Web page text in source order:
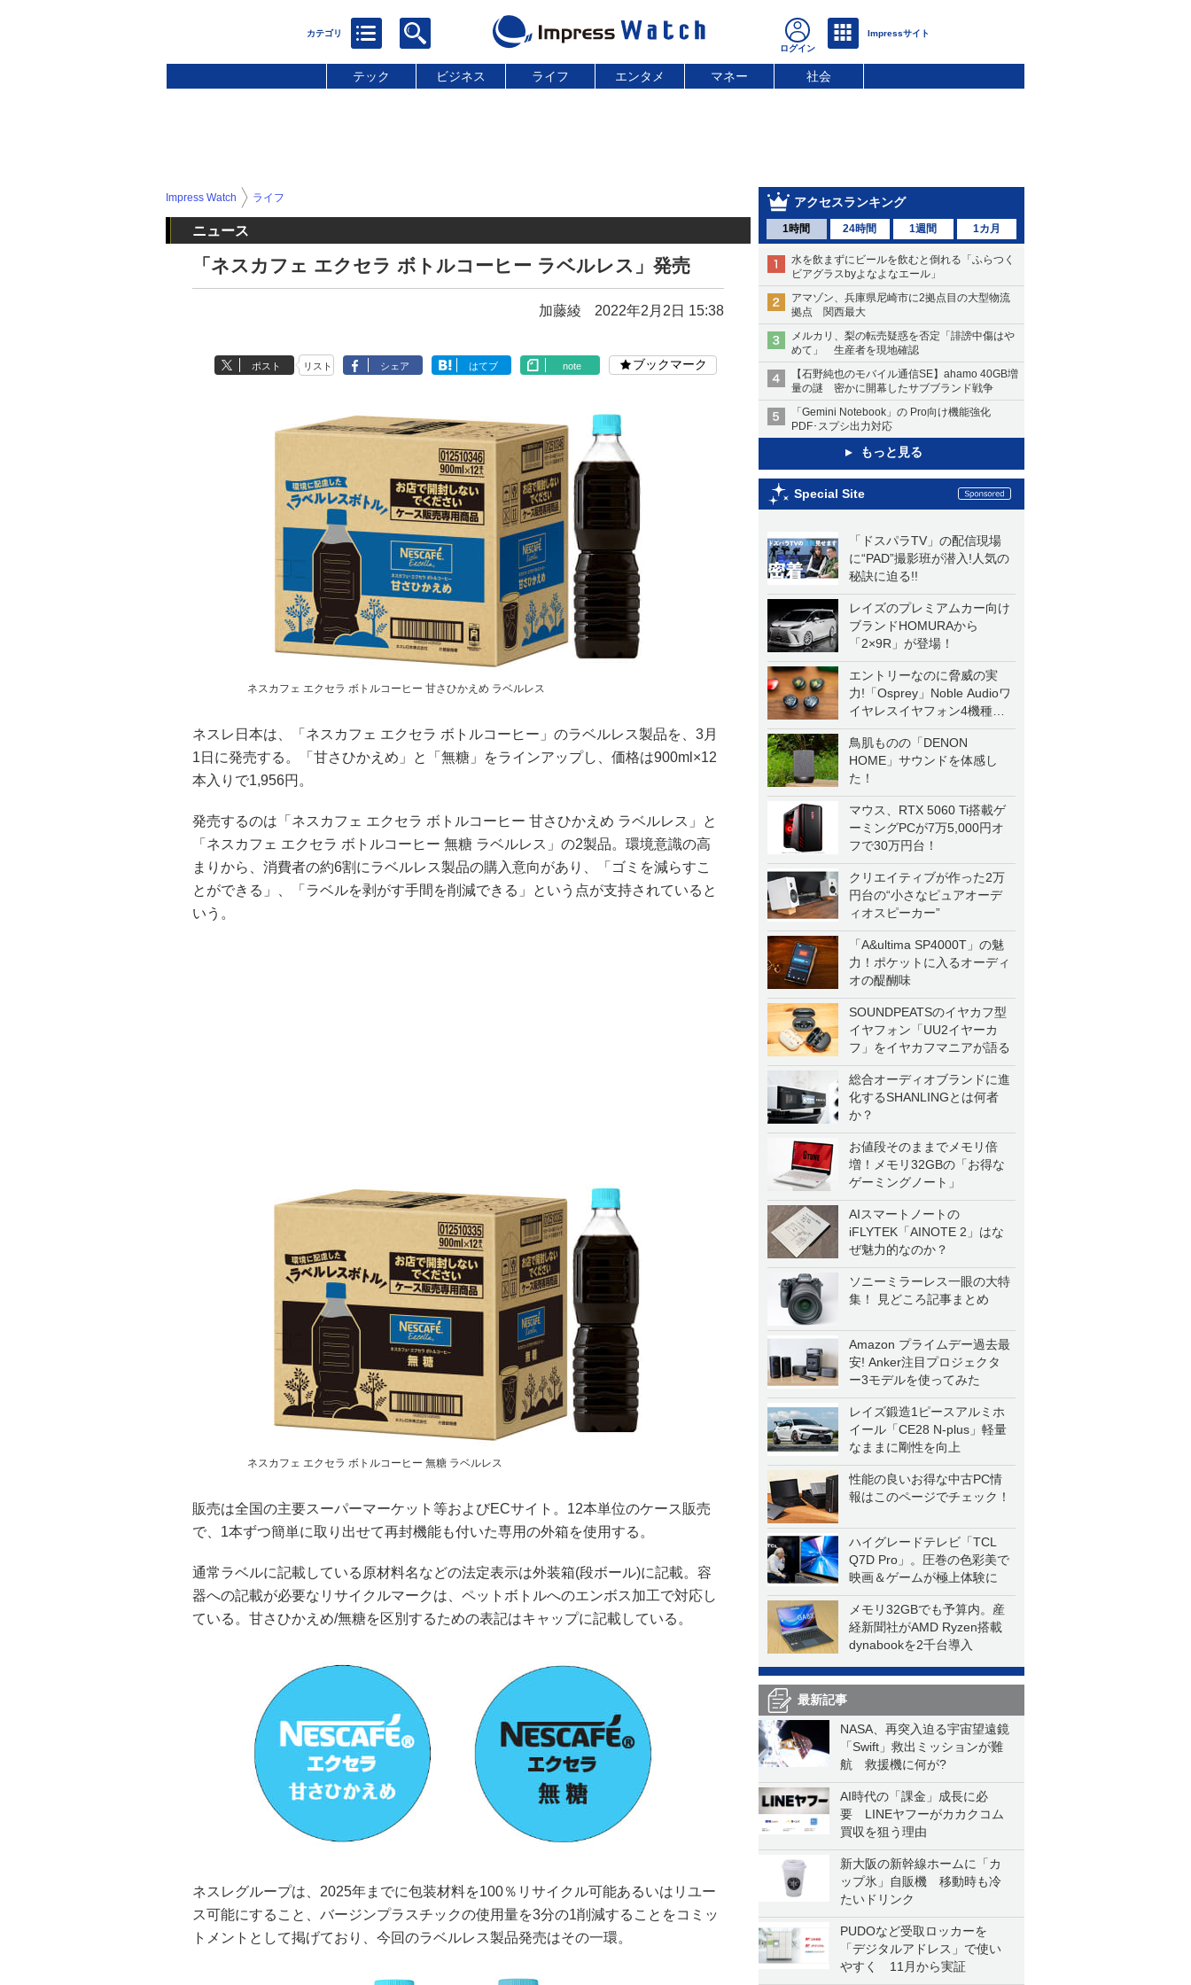
テック ビジネス ライフ エンタメ マネー 社会
アクセスランキング
1時間 24時間 1週間 1カ月
水を飲まずにビールを飲むと倒れる「ふらつく
ビアグラスbyよなよなエール」
アマゾン、兵庫県尼崎市に2拠点目の大型物流
拠点 関西最大
メルカリ、梨の転売疑惑を否定「誹謗中傷はや
めて」 生産者を現地確認
【石野純也のモバイル通信SE】ahamo 40GB増
量の謎 密かに開幕したサブブランド戦争
「Gemini Notebook」の Pro向け機能強化
PDF･スプシ出力対応
もっと見る
Special Site
「ドスパラTV」の配信現場
に“PAD”撮影班が潜入!人気の
秘訣に迫る!!
レイズのプレミアムカー向け
ブランドHOMURAから
「2×9R」が登場！
エントリーなのに脅威の実
力!「Osprey」Noble Audioワ
イヤレスイヤフォン4機種を
一気に聴く
鳥肌ものの「DENON
HOME」サウンドを体感し
た！
マウス、RTX 5060 Ti搭載ゲ
ーミングPCが7万5,000円オ
フで30万円台！
クリエイティブが作った2万
円台の“小さなピュアオーデ
ィオスピーカー”
「A&ultima SP4000T」の魅
力！ポケットに入るオーディ
オの醍醐味
SOUNDPEATSのイヤカフ型
イヤフォン「UU2イヤーカ
フ」をイヤカフマニアが語る
総合オーディオブランドに進
化するSHANLINGとは何者
か？
お値段そのままでメモリ倍
増！メモリ32GBの「お得な
ゲーミングノート」
AIスマートノートの
iFLYTEK「AINOTE 2」はな
ぜ魅力的なのか？
ソニーミラーレス一眼の大特
集！ 見どころ記事まとめ
Amazon プライムデー過去最
安! Anker注目プロジェクタ
ー3モデルを使ってみた
レイズ鍛造1ピースアルミホ
イール「CE28 N-plus」軽量
なままに剛性を向上
性能の良いお得な中古PC情
報はこのページでチェック！
ハイグレードテレビ「TCL
Q7D Pro」。圧巻の色彩美で
映画＆ゲームが極上体験に
メモリ32GBでも予算内。産
経新聞社がAMD Ryzen搭載
dynabookを2千台導入
最新記事
NASA、再突入迫る宇宙望遠鏡
「Swift」救出ミッションが難
航 救援機に何が?
AI時代の「課金」成長に必
要 LINEヤフーがカカクコム
買収を狙う理由
新大阪の新幹線ホームに「カ
ップ氷」自販機 移動時も冷
たいドリンク
PUDOなど受取ロッカーを
「デジタルアドレス」で使い
やすく 11月から実証
Impress Watch ライフ
ニュース
「ネスカフェ エクセラ ボトルコーヒー ラベルレス」発売
加藤綾 2022年2月2日 15:38
ポスト リスト シェア はてブ note ブックマーク
ネスカフェ エクセラ ボトルコーヒー 甘さひかえめ ラベルレス
ネスレ日本は、「ネスカフェ エクセラ ボトルコーヒー」のラベルレス製品を、3月
1日に発売する。「甘さひかえめ」と「無糖」をラインアップし、価格は900ml×12
本入りで1,956円。
発売するのは「ネスカフェ エクセラ ボトルコーヒー 甘さひかえめ ラベルレス」と
「ネスカフェ エクセラ ボトルコーヒー 無糖 ラベルレス」の2製品。環境意識の高
まりから、消費者の約6割にラベルレス製品の購入意向があり、「ゴミを減らすこ
とができる」、「ラベルを剥がす手間を削減できる」という点が支持されていると
いう。
ネスカフェ エクセラ ボトルコーヒー 無糖 ラベルレス
販売は全国の主要スーパーマーケット等およびECサイト。12本単位のケース販売
で、1本ずつ簡単に取り出せて再封機能も付いた専用の外箱を使用する。
通常ラベルに記載している原材料名などの法定表示は外装箱(段ボール)に記載。容
器への記載が必要なリサイクルマークは、ペットボトルへのエンボス加工で対応し
ている。甘さひかえめ/無糖を区別するための表記はキャップに記載している。
ネスレグループは、2025年までに包装材料を100％リサイクル可能あるいはリユー
ス可能にすること、バージンプラスチックの使用量を3分の1削減することをコミッ
トメントとして掲げており、今回のラベルレス製品発売はその一環。